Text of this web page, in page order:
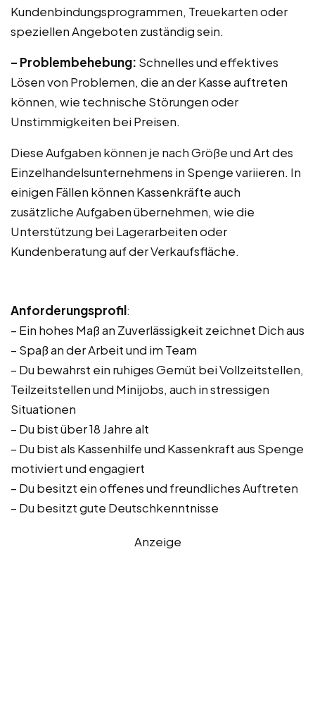
Kundenbindungsprogrammen, Treuekarten oder
speziellen Angeboten zuständig sein.
– Problembehebung: Schnelles und effektives
Lösen von Problemen, die an der Kasse auftreten
können, wie technische Störungen oder
Unstimmigkeiten bei Preisen.
Diese Aufgaben können je nach Größe und Art des
Einzelhandelsunternehmens in Spenge variieren. In
einigen Fällen können Kassenkräfte auch
zusätzliche Aufgaben übernehmen, wie die
Unterstützung bei Lagerarbeiten oder
Kundenberatung auf der Verkaufsfläche.
Anforderungsprofil:
– Ein hohes Maß an Zuverlässigkeit zeichnet Dich aus
– Spaß an der Arbeit und im Team
– Du bewahrst ein ruhiges Gemüt bei Vollzeitstellen,
Teilzeitstellen und Minijobs, auch in stressigen
Situationen
– Du bist über 18 Jahre alt
– Du bist als Kassenhilfe und Kassenkraft aus Spenge
motiviert und engagiert
– Du besitzt ein offenes und freundliches Auftreten
– Du besitzt gute Deutschkenntnisse
Anzeige